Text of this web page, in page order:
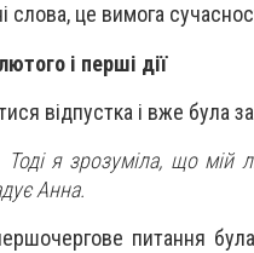
слова, це вимога
і перші дії
відпустка і вже була
я зрозуміла, що мій
Анна.
питання